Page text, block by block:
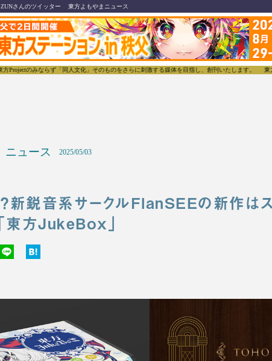
ZUNさんのツイッター 東方よもやまニュース
ず「同人文化」そのものをさらに刺激する媒体を目指し、創刊いたします。 東方我楽多叢誌(
ニュース 2025/05/03
新鋭音系サークルFlanSEEの新作は
東方JukeBox」